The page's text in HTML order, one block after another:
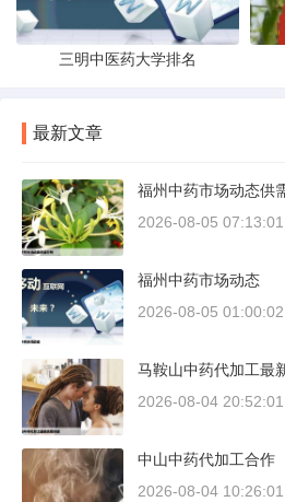
三明中医药大学排名
最新文章
福州中药市场动态供
2026-08-05 07:13:01
福州中药市场动态
2026-08-05 01:00:02
马鞍山中药代加工最
2026-08-04 20:52:01
中山中药代加工合作
2026-08-04 10:26:01